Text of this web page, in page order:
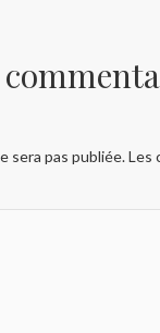
sera pas publiée.Les